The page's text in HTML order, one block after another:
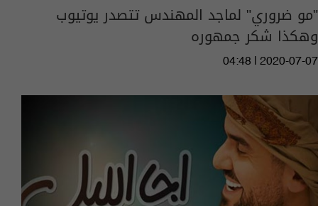
"مو ضروري" لماجد المهندس تتصدر يوتيوب
وهكذا شكر جمهوره
04:48 | 2020-07-07